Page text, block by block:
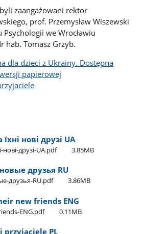
zaangażowani rektor
prof. Przemysław Wiszewski
Psychologii we Wrocławiu
hab. Tomasz Grzyb.
dla dzieci z Ukrainy. Dostępna
papierowej
нові друзі UA
друзі-UA.pdf 3.85MB
друзья RU
друзья-RU.pdf 3.86MB
new friends ENG
ENG.pdf 0.11MB
przyjaciele PL